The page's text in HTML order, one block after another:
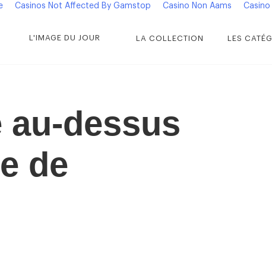
Casinos Not Affected By Gamstop Casino Non Aams Casino
L'IMAGE DU JOUR LA COLLECTION LES
dessus
de